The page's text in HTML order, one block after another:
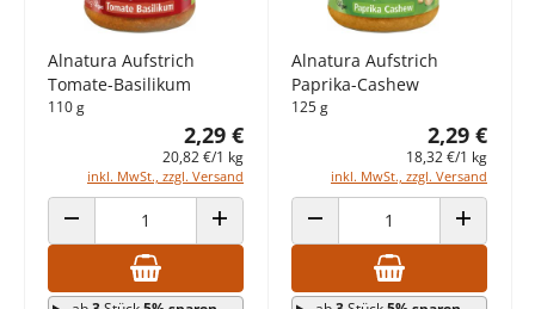
Alnatura Aufstrich
Tomate-Basilikum
110 g
2,29 €
20,82 €/1 kg
inkl. MwSt., zzgl. Versand
ANZAHL VERRINGERN ANZAHL ERHÖHEN
Alnatura Aufstrich
Paprika-Cashew
125 g
2,29 €
18,32 €/1 kg
inkl. MwSt., zzgl. Versand
ANZAHL VERRINGERN ANZAHL